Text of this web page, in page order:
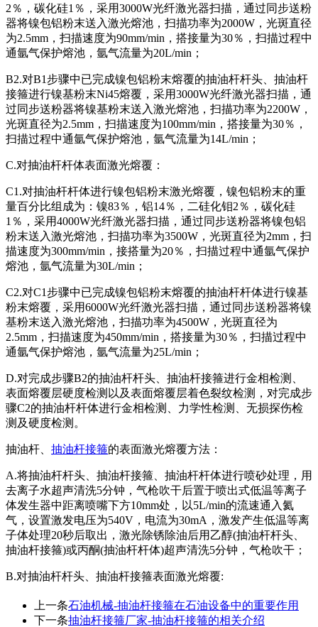
2％，碳化硅1％，采用3000W光纤激光器扫描，通过同步送粉
器将镍包铝粉末送入激光熔池，扫描功率为2000W，光斑直径
为2.5mm，扫描速度为90mm/min，搭接量为30％，扫描过程中
通氩气保护熔池，氩气流量为20L/min；
B2.对B1步骤中已完成镍包铝粉末熔覆的抽油杆杆头、抽油杆
接箍进行镍基粉末Ni45熔覆，采用3000W光纤激光器扫描，通
过同步送粉器将镍基粉末送入激光熔池，扫描功率为2200W，
光斑直径为2.5mm，扫描速度为100mm/min，搭接量为30％，
扫描过程中通氩气保护熔池，氩气流量为14L/min；
C.对抽油杆杆体表面激光熔覆：
C1.对抽油杆杆体进行镍包铝粉末激光熔覆，镍包铝粉末的重
量百分比组成为：镍83％，铝14％，二硅化钼2％，碳化硅
1％，采用4000W光纤激光器扫描，通过同步送粉器将镍包铝
粉末送入激光熔池，扫描功率为3500W，光斑直径为2mm，扫
描速度为300mm/min，接搭量为20％，扫描过程中通氩气保护
熔池，氩气流量为30L/min；
C2.对C1步骤中已完成镍包铝粉末熔覆的抽油杆杆体进行镍基
粉末熔覆，采用6000W光纤激光器扫描，通过同步送粉器将镍
基粉末送入激光熔池，扫描功率为4500W，光斑直径为
2.5mm，扫描速度为450mm/min，搭接量为30％，扫描过程中
通氩气保护熔池，氩气流量为25L/min；
D.对完成步骤B2的抽油杆杆头、抽油杆接箍进行金相检测、
表面熔覆层硬度检测以及表面熔覆层着色裂纹检测，对完成步
骤C2的抽油杆杆体进行金相检测、力学性检测、无损探伤检
测及硬度检测。
抽油杆、 抽油杆接箍的表面激光熔覆方法：
A.将抽油杆杆头、抽油杆接箍、抽油杆杆体进行喷砂处理，用
去离子水超声清洗5分钟，气枪吹干后置于喷出式低温等离子
体发生器中距离喷嘴下方10mm处，以5L/min的流速通入氦
气，设置激发电压为540V，电流为30mA，激发产生低温等离
子体处理20秒后取出，激光除锈除油后用乙醇(抽油杆杆头、
抽油杆接箍)或丙酮(抽油杆杆体)超声清洗5分钟，气枪吹干；
B.对抽油杆杆头、抽油杆接箍表面激光熔覆:
上一条石油机械-抽油杆接箍在石油设备中的重要作用
下一条抽油杆接箍厂家-抽油杆接箍的相关介绍